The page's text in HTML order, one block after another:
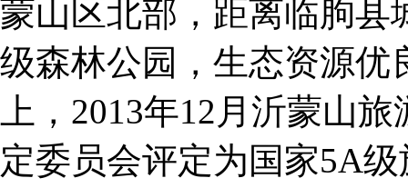
蒙山区北部，距离临朐县
级森林公园，生态资源优
上，2013年12月沂蒙山
定委员会评定为国家5A